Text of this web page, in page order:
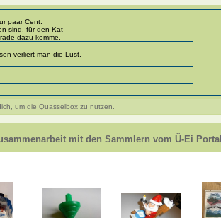
paar Cent.
sind, für den Kat
dazu komme.
verliert man die Lust.
- BPZ obere Reihe
Ü-Eier bekommen ;))
BPZ
um die Quasselbox zu nutzen.
mit den Sammlern vom Ü-Ei Portal